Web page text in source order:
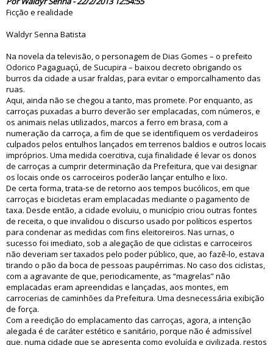
Ficção e realidade
Waldyr Senna Batista
Na novela da televisão, o personagem de Dias Gomes – o prefeito
Odorico Pagaguaçú, de Sucupira – baixou decreto obrigando os
burros da cidade a usar fraldas, para evitar o emporcalhamento das
ruas.
Aqui, ainda não se chegou a tanto, mas promete. Por enquanto, as
carroças puxadas a burro deverão ser emplacadas, com números, e
os animais nelas utilizados, marcos a ferro em brasa, com a
numeração da carroça, a fim de que se identifiquem os verdadeiros
culpados pelos entulhos lançados em terrenos baldios e outros locais
impróprios. Uma medida coercitiva, cuja finalidade é levar os donos
de carroças a cumprir determinação da Prefeitura, que vai designar
os locais onde os carroceiros poderão lançar entulho e lixo.
De certa forma, trata-se de retorno aos tempos bucólicos, em que
carroças e bicicletas eram emplacadas mediante o pagamento de
taxa. Desde então, a cidade evoluiu, o município criou outras fontes
de receita, o que invalidou o discurso usado por políticos espertos
para condenar as medidas com fins eleitoreiros. Nas urnas, o
sucesso foi imediato, sob a alegação de que ciclistas e carroceiros
não deveriam ser taxados pelo poder público, que, ao fazê-lo, estava
tirando o pão da boca de pessoas paupérrimas. No caso dos ciclistas,
com a agravante de que, periodicamente, as “magrelas” não
emplacadas eram apreendidas e lançadas, aos montes, em
carrocerias de caminhões da Prefeitura. Uma desnecessária exibição
de força.
Com a reedição do emplacamento das carroças, agora, a intenção
alegada é de caráter estético e sanitário, porque não é admissível
que, numa cidade que se apresenta como evoluída e civilizada, restos